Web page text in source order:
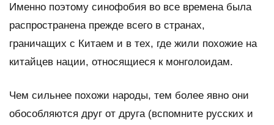
Именно поэтому синофобия во все времена была
распространена прежде всего в странах,
граничащих с Китаем и в тех, где жили похожие на
китайцев нации, относящиеся к монголоидам.
Чем сильнее похожи народы, тем более явно они
обособляются друг от друга (вспомните русских и